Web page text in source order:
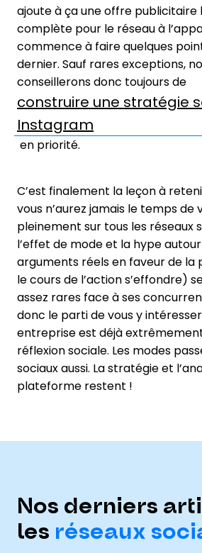
ajoute à ça une offre publicitaire
complète pour le réseau à
commence à faire quelques
dernier. Sauf rares exceptions,
conseillerons donc toujours de
construire une stratégie
Instagram
en priorité.
C’est finalement la leçon à
vous n’aurez jamais le temps de
pleinement sur tous les réseaux
l’effet de mode et la hype
arguments réels en faveur de
le cours de l’action s’effondre)
assez rares face à ses
donc le parti de vous y
entreprise est déjà
réflexion sociale. Les modes
sociaux aussi. La stratégie et
plateforme restent !
Nos derniers
les réseaux